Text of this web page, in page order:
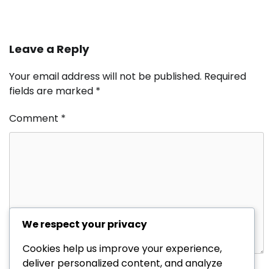
Leave a Reply
Your email address will not be published. Required
fields are marked *
Comment *
We respect your privacy
Cookies help us improve your experience,
deliver personalized content, and analyze